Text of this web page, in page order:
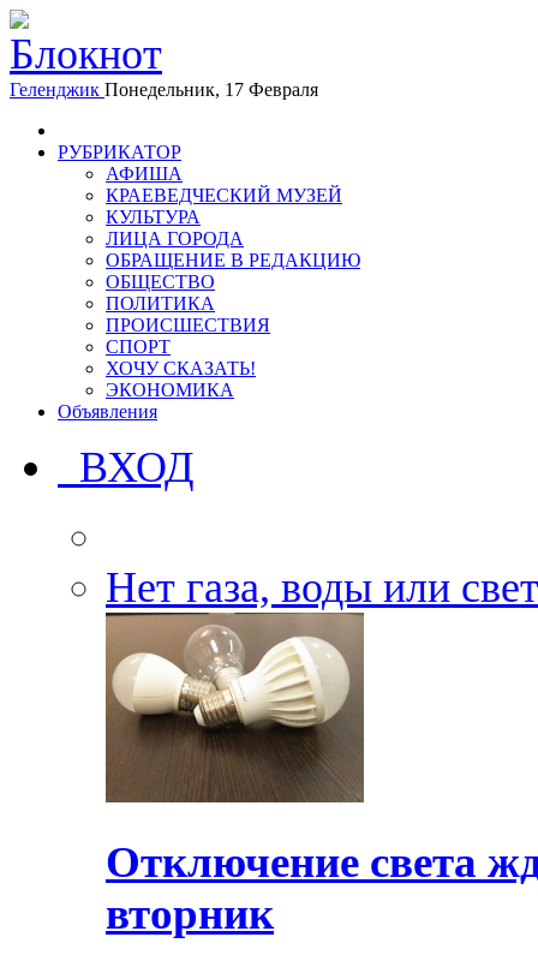
Геленджик Понедельник, 17 Февраля
РУБРИКАТОР
АФИША
КРАЕВЕДЧЕСКИЙ МУЗЕЙ
КУЛЬТУРА
ЛИЦА ГОРОДА
ОБРАЩЕНИЕ В РЕДАКЦИЮ
ОБЩЕСТВО
ПОЛИТИКА
ПРОИСШЕСТВИЯ
СПОРТ
ХОЧУ СКАЗАТЬ!
ЭКОНОМИКА
Объявления
ВХОД
Нет газа, воды или
Отключение света
вторник